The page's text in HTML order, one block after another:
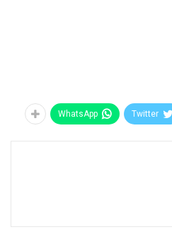
Twitter
WhatsApp